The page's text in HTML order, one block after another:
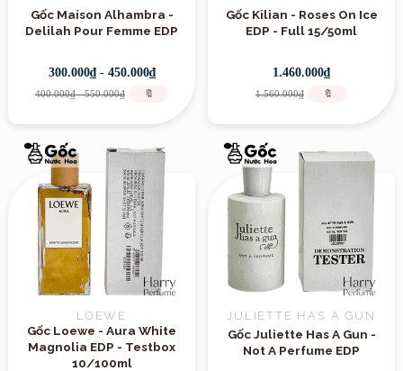
Gốc Maison Alhambra -
Delilah Pour Femme EDP
300.000₫ - 450.000₫
400.000₫ - 550.000₫ 🔖
Gốc Kilian - Roses On Ice
EDP - Full 15/50ml
1.460.000₫
1.560.000₫ 🔖
LOEWE
Gốc Loewe - Aura White
Magnolia EDP - Testbox
10/100ml
JULIETTE HAS A GUN
Gốc Juliette Has A Gun -
Not A Perfume EDP